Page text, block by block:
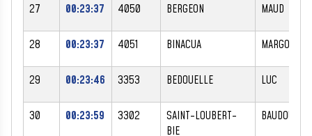
27 00:23:37 4050 BERGEON MAUD
28 00:23:37 4051 BINACUA MARGOT
29 00:23:46 3353 BEDOUELLE LUC
30 00:23:59 3302
SAINT-LOUBERT-
BIE
BAUDOUIN